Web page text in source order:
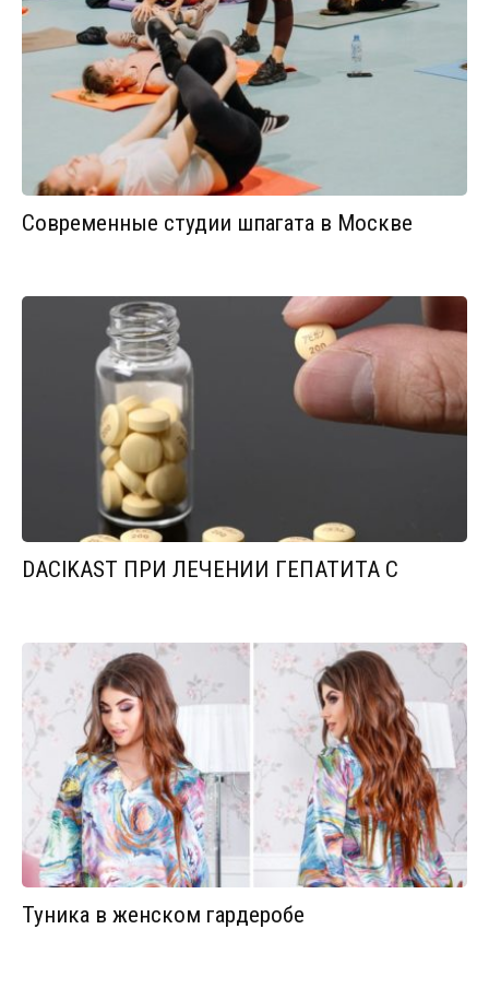
Современные студии шпагата в Москве
DACIKAST ПРИ ЛЕЧЕНИИ ГЕПАТИТА С
Туника в женском гардеробе